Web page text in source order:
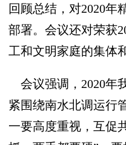
回顾总结，对2020年
部署。会议还对荣获
工和文明家庭的集体
会议强调， 2020年
紧围绕南水北调运行
一要高度重视，互促